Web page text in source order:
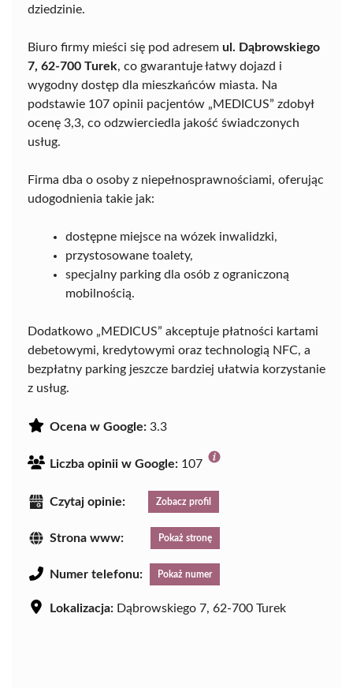
dziedzinie.
Biuro firmy mieści się pod adresem ul. Dąbrowskiego
7, 62-700 Turek, co gwarantuje łatwy dojazd i
wygodny dostęp dla mieszkańców miasta. Na
podstawie 107 opinii pacjentów „MEDICUS” zdobył
ocenę 3,3, co odzwierciedla jakość świadczonych
usług.
Firma dba o osoby z niepełnosprawnościami, oferując
udogodnienia takie jak:
dostępne miejsce na wózek inwalidzki,
przystosowane toalety,
specjalny parking dla osób z ograniczoną
mobilnością.
Dodatkowo „MEDICUS” akceptuje płatności kartami
debetowymi, kredytowymi oraz technologią NFC, a
bezpłatny parking jeszcze bardziej ułatwia korzystanie
z usług.
Ocena w Google: 3.3
Liczba opinii w Google: 107
Czytaj opinie: Zobacz profil
Strona www: Pokaż stronę
Numer telefonu: Pokaż numer
Lokalizacja: Dąbrowskiego 7, 62-700 Turek